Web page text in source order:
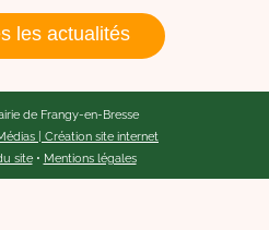
les actualités
de Frangy-en-Bresse
| Création site internet
site• Mentions légales